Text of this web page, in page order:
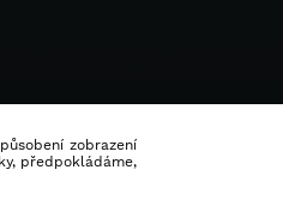
zobrazení
předpokládáme,